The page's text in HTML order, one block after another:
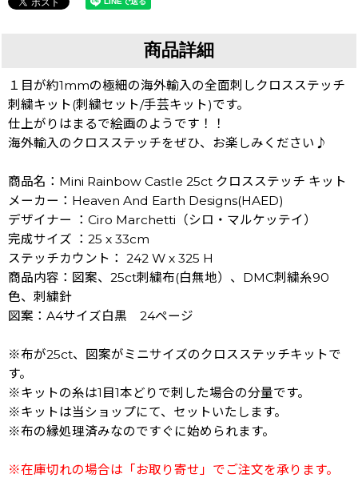
商品詳細
１目が約1mmの極細の海外輸入の全面刺しクロスステッチ
刺繍キット(刺繍セット/手芸キット)です。
仕上がりはまるで絵画のようです！！
海外輸入のクロスステッチをぜひ、お楽しみください♪
商品名：Mini Rainbow Castle 25ct クロスステッチ キット
メーカー：Heaven And Earth Designs(HAED)
デザイナー ：Ciro Marchetti（シロ・マルケッテイ）
完成サイズ ：25 x 33cm
ステッチカウント： 242 W x 325 H
商品内容：図案、25ct刺繍布(白無地）、DMC刺繍糸90
色、刺繍針
図案：A4サイズ白黒 24ページ
※布が25ct、図案がミニサイズのクロスステッチキットで
す。
※キットの糸は1目1本どりで刺した場合の分量です。
※キットは当ショップにて、セットいたします。
※布の縁処理済みなのですぐに始められます。
※在庫切れの場合は「お取り寄せ」でご注文を承ります。